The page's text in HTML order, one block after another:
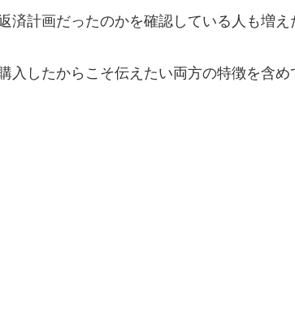
済計画だったのかを確認している人も増え
入したからこそ伝えたい両方の特徴を含め